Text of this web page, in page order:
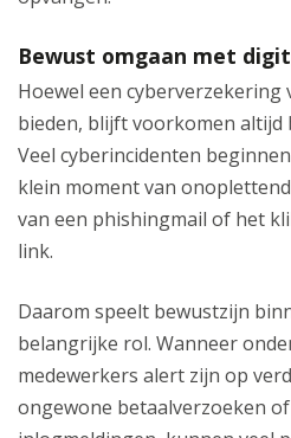
Bewust omgaan met
Hoewel een
bieden, blijft voorkomen altijd
Veel cyberincidenten
klein moment van
van een phishingmail of het
link.
Daarom speelt bewustzijn
belangrijke rol. Wanneer
medewerkers alert zijn op
ongewone betaalverzoeken